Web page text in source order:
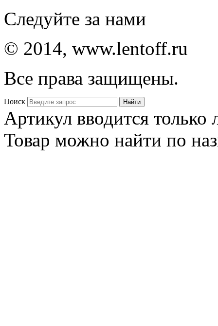
Следуйте за нами
© 2014, www.lentoff.ru
Все права защищены.
Поиск
Артикул вводится
Товар можно найти по